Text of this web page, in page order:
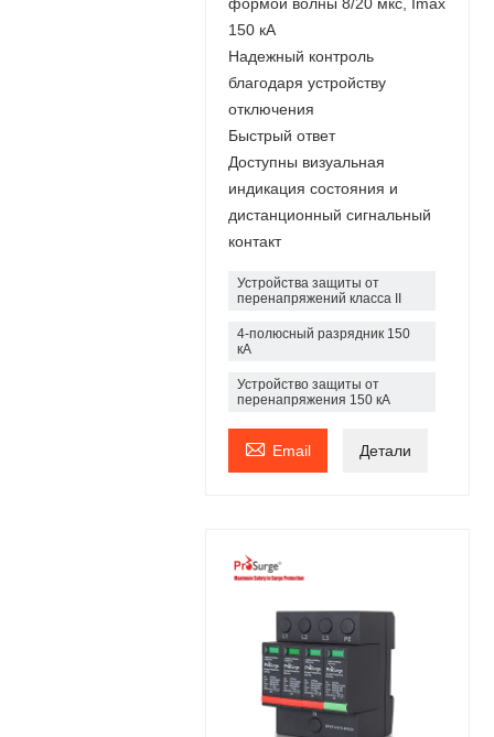
150 кА
Надежный контроль
благодаря устройству
отключения
Быстрый ответ
Доступны визуальная
индикация состояния и
дистанционный сигнальный
контакт
Устройства защиты от
перенапряжений класса II
4-полюсный разрядник 150
кА
Устройство защиты от
перенапряжения 150 кА
 Email Детали